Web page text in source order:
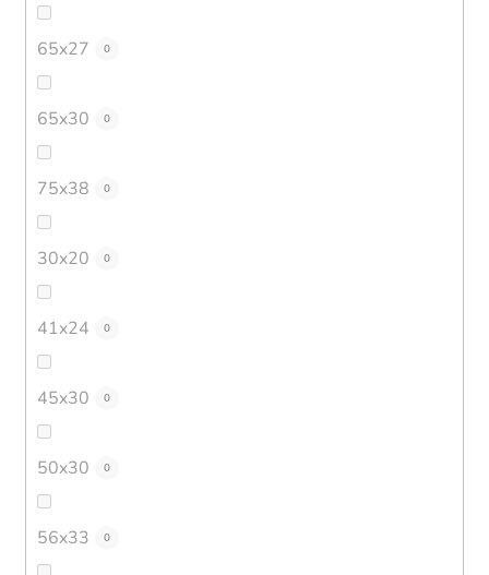
65x27 0
65x30 0
75x38 0
30x20 0
41x24 0
45x30 0
50x30 0
56x33 0